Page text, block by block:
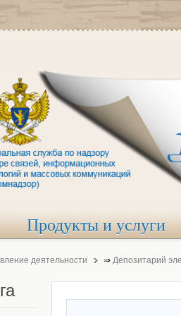
Продукты и услуги
деятельности ⇒ Депозитарий